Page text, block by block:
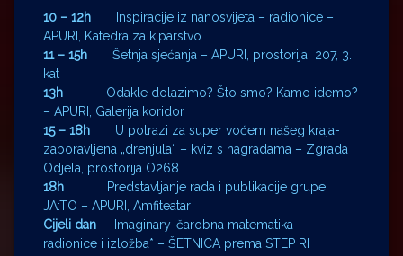
10 – 12h Inspiracije iz nanosvijeta – radionice –
APURI, Katedra za kiparstvo
11 – 15h Šetnja sjećanja – APURI, prostorija 207, 3.
kat
13h Odakle dolazimo? Što smo? Kamo idemo?
– APURI, Galerija koridor
15 – 18h U potrazi za super voćem našeg kraja-
zaboravljena „drenjula“ – kviz s nagradama – Zgrada
Odjela, prostorija O268
18h
Predstavljanje rada i publikacije grupe
JA:TO – APURI, Amfiteatar
Cijeli dan Imaginary-čarobna matematika –
radionice i izložba* – ŠETNICA prema STEP RI